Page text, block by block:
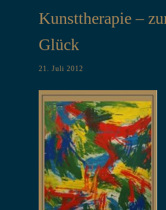
Kunsttherapie –
Glück
21. Juli 2012